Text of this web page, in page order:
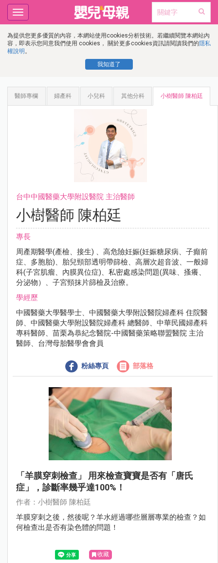
為提供您更多優質的內容，本網站使用cookies分析技術。若繼續閱覽本網站內
容，即表示您同意我們使用 cookies， 關於更多cookies資訊請閱讀我們的隱私
權說明 。
我知道了
Toggle
navigation
醫師專欄 婦產科 小兒科 其他分科 小樹醫師 陳柏廷
台中中國醫藥大學附設醫院 主治醫師
小樹醫師 陳柏廷
專長
周產期醫學(產檢、接生) 、高危險妊娠(妊娠糖尿病、子癲前
症、多胞胎)、胎兒頸部透明帶篩檢、高層次超音波、一般婦
科(子宮肌瘤、內膜異位症)、私密處感染問題(異味、搔癢、
分泌物）、子宮頸抹片篩檢及治療。
學經歷
中國醫藥大學醫學士、中國醫藥大學附設醫院婦產科 住院醫
師、中國醫藥大學附設醫院婦產科 總醫師、中華民國婦產科
專科醫師、苗栗為恭紀念醫院-中國醫藥策略聯盟醫院 主治
醫師、台灣母胎醫學會會員
粉絲專頁 部落格
「羊膜穿刺檢查」 用來檢查寶寶是否有「唐氏
症」，診斷率幾乎達100%！
作者：小樹醫師 陳柏廷
羊膜穿刺之後，然後呢？羊水經過哪些層層專業的檢查？如
何檢查出是否有染色體的問題！
收藏